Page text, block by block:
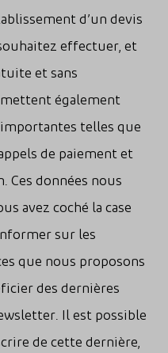
d’un devis
effectuer, et
et sans
également
telles que
de paiement et
Ces données nous
avez coché la case
sur les
que nous proposons
des dernières
Il est possible
de cette dernière,